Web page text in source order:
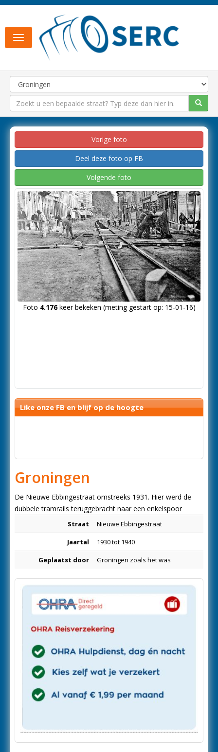
Toggle
navigation
Vorige foto
Deel deze foto op FB
Volgende foto
Foto 4.176keer bekeken (meting gestart op: 15-01-16)
Like onze FB en blijf op de hoogte
Groningen
De Nieuwe Ebbingestraat omstreeks 1931. Hier werd de
dubbele tramrails teruggebracht naar een enkelspoor
Straat Nieuwe Ebbingestraat
Jaartal 1930 tot 1940
Geplaatst door Groningen zoals het was